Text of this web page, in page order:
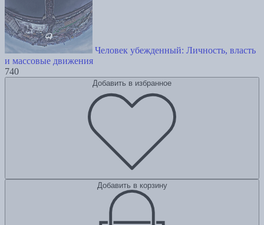
Человек убежденный: Личность, власть
и массовые движения
740
Добавить в избранное
Добавить в корзину